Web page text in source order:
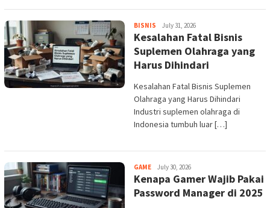
BISNIS admin
July 31, 2026
Kesalahan Fatal Bisnis
Suplemen Olahraga yang
Harus Dihindari
Kesalahan Fatal Bisnis Suplemen
Olahraga yang Harus Dihindari
Industri suplemen olahraga di
Indonesia tumbuh luar […]
GAMEadmin
July 30, 2026
Kenapa Gamer Wajib Pakai
Password Manager di 2025